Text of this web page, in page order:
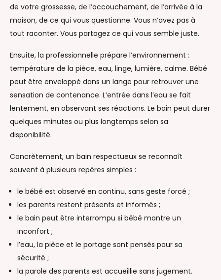
de votre grossesse, de l’accouchement, de l’arrivée à la
maison, de ce qui vous questionne. Vous n’avez pas à
tout raconter. Vous partagez ce qui vous semble juste.
Ensuite, la professionnelle prépare l’environnement :
température de la pièce, eau, linge, lumière, calme. Bébé
peut être enveloppé dans un lange pour retrouver une
sensation de contenance. L’entrée dans l’eau se fait
lentement, en observant ses réactions. Le bain peut durer
quelques minutes ou plus longtemps selon sa
disponibilité.
Concrètement, un bain respectueux se reconnaît
souvent à plusieurs repères simples :
le bébé est observé en continu, sans geste forcé ;
les parents restent présents et informés ;
le bain peut être interrompu si bébé montre un
inconfort ;
l’eau, la pièce et le portage sont pensés pour sa
sécurité ;
la parole des parents est accueillie sans jugement.